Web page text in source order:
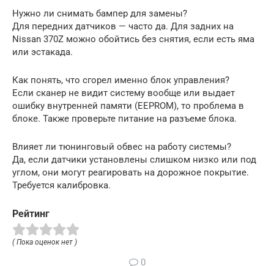
Нужно ли снимать бампер для замены?
Для передних датчиков — часто да. Для задних на
Nissan 370Z можно обойтись без снятия, если есть яма
или эстакада.
Как понять, что сгорел именно блок управления?
Если сканер не видит систему вообще или выдает
ошибку внутренней памяти (EEPROM), то проблема в
блоке. Также проверьте питание на разъеме блока.
Влияет ли тюнинговый обвес на работу системы?
Да, если датчики установлены слишком низко или под
углом, они могут реагировать на дорожное покрытие.
Требуется калибровка.
Рейтинг
( Пока оценок нет )
0